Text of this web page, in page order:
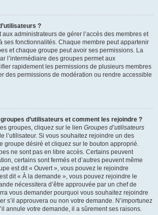
?
aux administrateurs de gérer l’accès des membres et
ses fonctionnalités. Chaque membre peut appartenir
et chaque groupe peut avoir ses permissions. La
l’intermédiaire des groupes permet aux
rapidement les permissions de plusieurs membres
des permissions de modération ou rendre accessible
d’utilisateurs et comment les rejoindre ?
groupes, cliquez sur le lien Groupes d’utilisateurs
l’utilisateur. Si vous souhaitez rejoindre un des
groupe désiré et cliquez sur le bouton approprié.
ne sont pas en libre accès. Certains peuvent
certains sont fermés et d’autres peuvent même
est dit « Ouvert », vous pouvez le rejoindre
dit « À la demande », vous pouvez rejoindre le
nécessitera d’être approuvée par un chef de
vous demander pourquoi vous souhaitez rejoindre
s’il approuvera ou non votre demande. N’importunez
annule votre demande, il a sûrement ses raisons.